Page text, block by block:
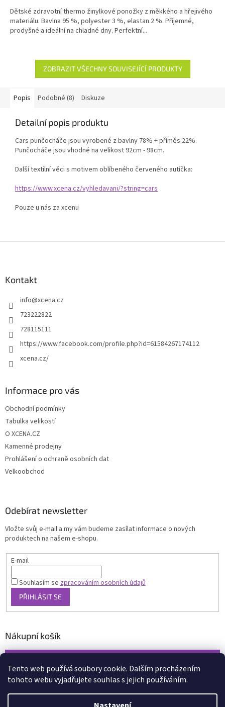
Tento web používá soubory cookie. Dalším procházením
tohoto webu vyjadřujete souhlas s jejich používáním.
Dětské zdravotní thermo žinylkové ponožky z měkkého a hřejivého
materiálu. Bavlna 95 %, polyester 3 %, elastan 2 %. Příjemné,
prodyšné a ideální na chladné dny. Perfektní...
ZOBRAZIT VŠECHNY SOUVISEJÍCÍ PRODUKTY
Popis Podobné (8) Diskuze
Detailní popis produktu
Cars punčocháče jsou vyrobené z bavlny 78% + příměs 22%.
Punčocháče jsou vhodné na velikost 92cm - 98cm.
Další textilní věci s motivem oblíbeného červeného autíčka:
https://www.xcena.cz/vyhledavani/?string=cars
Pouze u nás za xcenu
Kontakt
info@xcena.cz
723222822
728115111
https://www.facebook.com/profile.php?id=61584267174112
xcena.cz/
Informace pro vás
Obchodní podmínky
Tabulka velikostí
O XCENA.CZ
Kamenné prodejny
Prohlášení o ochraně osobních dat
Velkoobchod
Odebírat newsletter
Vložte svůj e-mail a my vám budeme zasílat informace o nových
produktech na našem e-shopu.
E-mail
Souhlasím sezpracováním osobních údajů
PŘIHLÁSIT SE
Nákupní košík
Vytvořil Shoptet